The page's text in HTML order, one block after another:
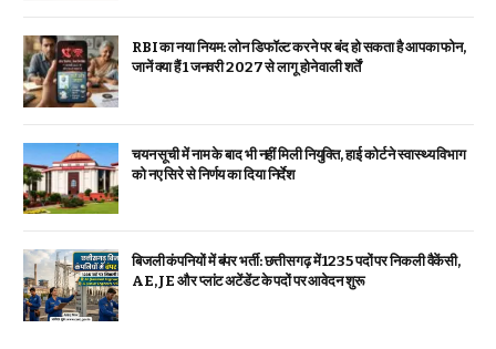
RBI का नया नियम: लोन डिफॉल्ट करने पर बंद हो सकता है आपका फोन,
जानें क्या हैं 1 जनवरी 2027 से लागू होने वाली शर्तें
चयन सूची में नाम के बाद भी नहीं मिली नियुक्ति, हाई कोर्ट ने स्वास्थ्य विभाग
को नए सिरे से निर्णय का दिया निर्देश
बिजली कंपनियों में बंपर भर्ती: छत्तीसगढ़ में 1235 पदों पर निकली वैकेंसी,
AE, JE और प्लांट अटेंडेंट के पदों पर आवेदन शुरू